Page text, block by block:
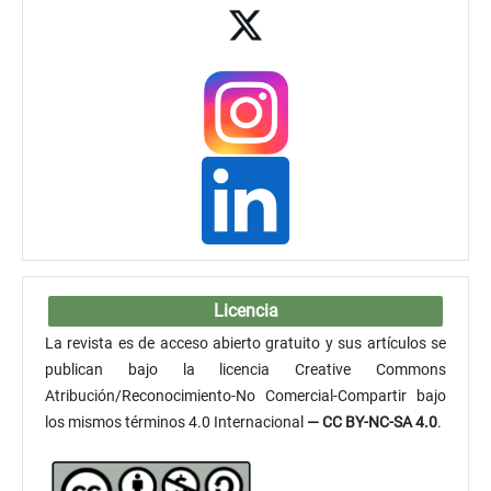
Licencia
La revista es de acceso abierto gratuito y sus artículos se
publican bajo la licencia Creative Commons
Atribución/Reconocimiento-No Comercial-Compartir bajo
los mismos términos 4.0 Internacional — CC BY-NC-SA 4.0.